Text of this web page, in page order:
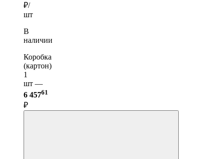
₽/
шт
В
наличии
Коробка
(картон)
1
шт —
6 45761
₽